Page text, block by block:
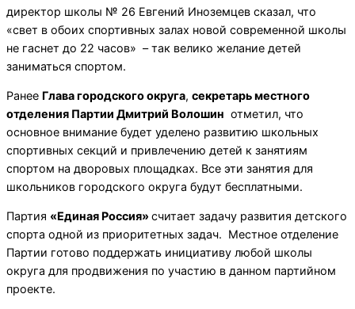
директор школы № 26 Евгений Иноземцев сказал, что
«свет в обоих спортивных залах новой современной школы
не гаснет до 22 часов» – так велико желание детей
заниматься спортом.
Ранее Глава городского округа, секретарь местного
отделения Партии Дмитрий Волошин отметил, что
основное внимание будет уделено развитию школьных
спортивных секций и привлечению детей к занятиям
спортом на дворовых площадках. Все эти занятия для
школьников городского округа будут бесплатными.
Партия «Единая Россия» считает задачу развития детского
спорта одной из приоритетных задач. Местное отделение
Партии готово поддержать инициативу любой школы
округа для продвижения по участию в данном партийном
проекте.